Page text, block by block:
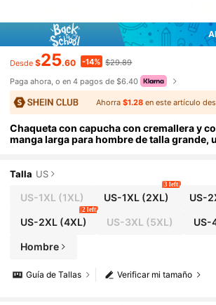
Desde $25.60 -14% $29.89
Paga ahora, o en 4 pagos de $6.40
Ahorra$1.28 en este artículo
Chaqueta con capucha con cremallera y
manga larga para hombre de talla grande,
Talla US
US-1XL (1XL) US-1XL (2XL)
3 left
US-
US-2XL(4XL)
2 left
US-3XL (5XL) US-
Hombre
Verificar mi tamaño
Guía de Tallas